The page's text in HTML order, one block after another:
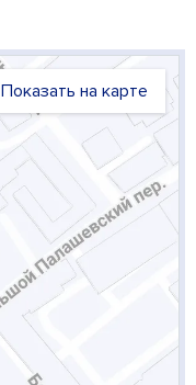
Показать на карте